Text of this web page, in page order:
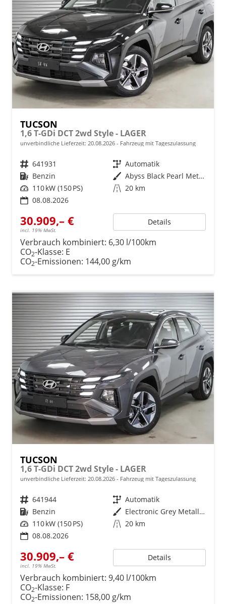
TUCSON
1,6 T-GDi DCT 2wd Style - LAGER
unverbindliche Lieferzeit: 20.08.2026 Fahrzeug mit Tageszulassung
Fahrzeugnr. 641931 Getriebe Automatik
Kraftstoff Benzin Außenfarbe
Abyss Black Pearl Metallic ()
Leistung 110 kW (150 PS) Kilometerstand 20 km
08.08.2026
30.909,– €
incl. 19% MwSt.
Details
Verbrauch kombiniert: 6,30 l/100km
CO2-Klasse: E
CO2-Emissionen: 144,00 g/km
TUCSON
1,6 T-GDi DCT 2wd Style - LAGER
unverbindliche Lieferzeit: 20.08.2026 Fahrzeug mit Tageszulassung
Fahrzeugnr. 641944 Getriebe Automatik
Kraftstoff Benzin Außenfarbe
Electronic Grey Metallic ()
Leistung 110 kW (150 PS) Kilometerstand 20 km
08.08.2026
30.909,– €
incl. 19% MwSt.
Details
Verbrauch kombiniert: 9,40 l/100km
CO2-Klasse: F
CO2-Emissionen: 158,00 g/km